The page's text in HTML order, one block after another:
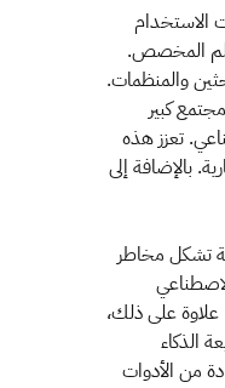
الاستخدام
المخصص.
والمنظمات.
كبير
تعزز هذه
بالإضافة إلى
تشكل مخاطر
على ذلك،
الذكاء
من الأدوات